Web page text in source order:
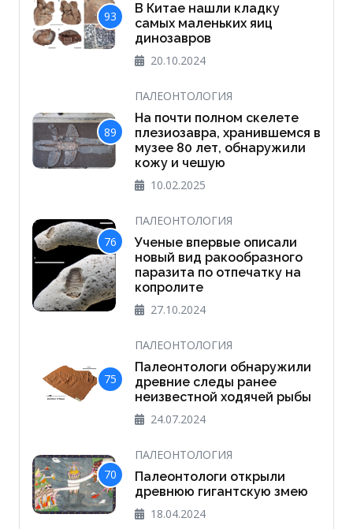
93
В Китае нашли кладку
самых маленьких яиц
динозавров
20.10.2024
89
ПАЛЕОНТОЛОГИЯ
На почти полном скелете
плезиозавра, хранившемся в
музее 80 лет, обнаружили
кожу и чешую
10.02.2025
76
ПАЛЕОНТОЛОГИЯ
Ученые впервые описали
новый вид ракообразного
паразита по отпечатку на
копролите
27.10.2024
75
ПАЛЕОНТОЛОГИЯ
Палеонтологи обнаружили
древние следы ранее
неизвестной ходячей рыбы
24.07.2024
70
ПАЛЕОНТОЛОГИЯ
Палеонтологи открыли
древнюю гигантскую змею
18.04.2024